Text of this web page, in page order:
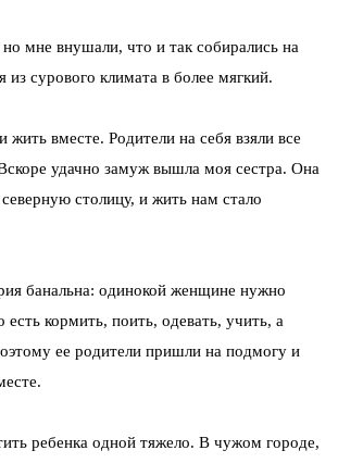
мне внушали, что и так собирались на
из сурового климата в более мягкий.
вместе. Родители на себя взяли все
удачно замуж вышла моя сестра. Она
столицу, и жить нам стало
банальна: одинокой женщине нужно
есть кормить, поить, одевать, учить, а
ее родители пришли на подмогу и
ребенка одной тяжело. В чужом городе,